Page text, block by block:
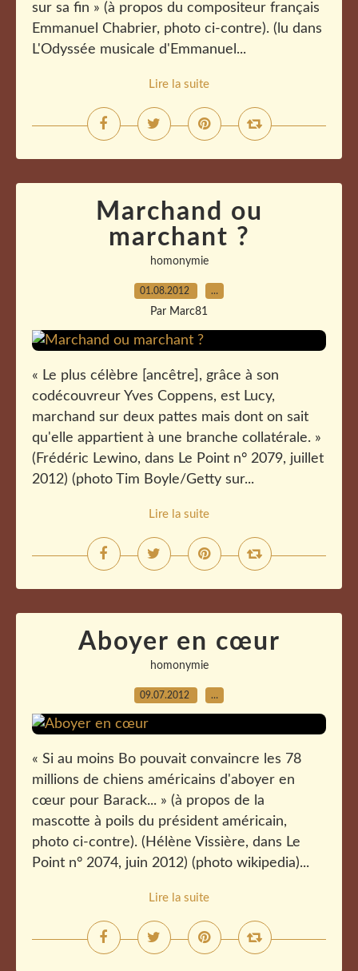
sur sa fin » (à propos du compositeur français
Emmanuel Chabrier, photo ci-contre). (lu dans
L'Odyssée musicale d'Emmanuel...
Lire la suite
Marchand ou
marchant ?
homonymie
01.08.2012 …
Par Marc81
« Le plus célèbre [ancêtre], grâce à son
codécouvreur Yves Coppens, est Lucy,
marchand sur deux pattes mais dont on sait
qu'elle appartient à une branche collatérale. »
(Frédéric Lewino, dans Le Point n° 2079, juillet
2012) (photo Tim Boyle/Getty sur...
Lire la suite
Aboyer en cœur
homonymie
09.07.2012 …
« Si au moins Bo pouvait convaincre les 78
millions de chiens américains d'aboyer en
cœur pour Barack... » (à propos de la
mascotte à poils du président américain,
photo ci-contre). (Hélène Vissière, dans Le
Point n° 2074, juin 2012) (photo wikipedia)...
Lire la suite